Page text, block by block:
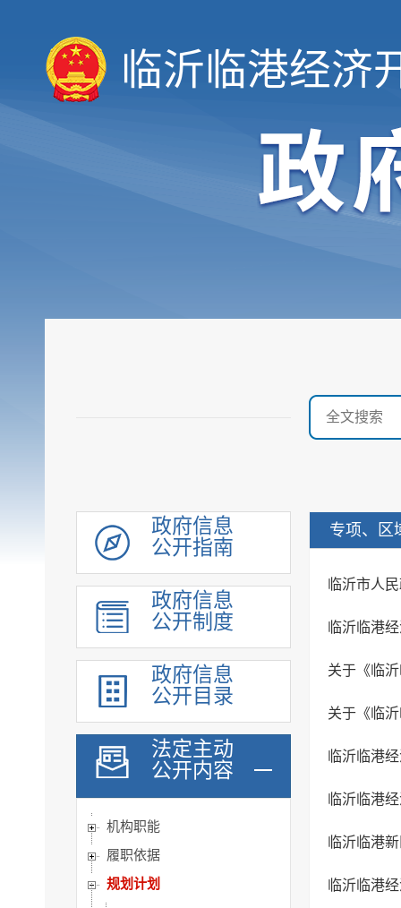
临沂临港经济
政府信息
公开指南
政府信息
公开制度
政府信息
公开目录
法定主动
公开内容
机构职能
履职依据
规划计划
专项、区
临沂市人
临沂临港
临沂临港
临沂临港
临沂临港
临沂临港